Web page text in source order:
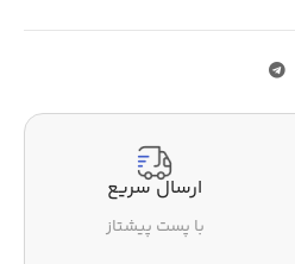
ارسال سریع
با پست پیشتاز